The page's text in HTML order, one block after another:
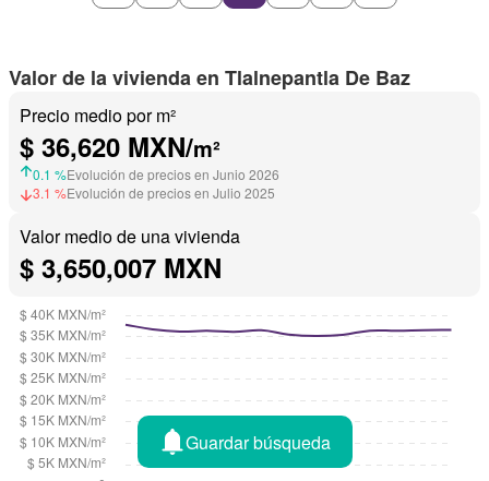
Valor de la vivienda en Tlalnepantla De Baz
Precio medio por m²
$ 36,620 MXN/m²
0.1 %Evolución de precios en Junio 2026
3.1 %Evolución de precios en Julio 2025
Valor medio de una vivienda
$ 3,650,007 MXN
Guardar búsqueda